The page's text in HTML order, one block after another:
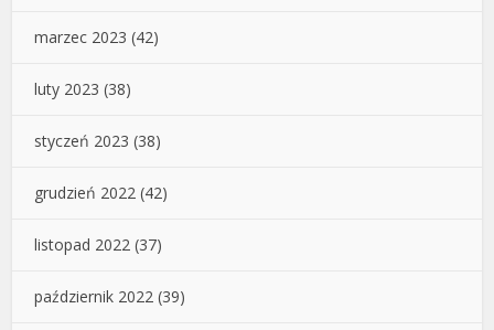
marzec 2023 (42)
luty 2023 (38)
styczeń 2023 (38)
grudzień 2022 (42)
listopad 2022 (37)
październik 2022 (39)